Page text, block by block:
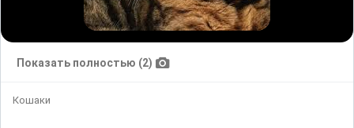
Показать полностью (2)
Кошаки